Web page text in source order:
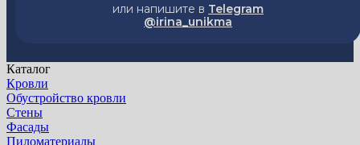
или напишите в Telegram
@irina_unikma
Каталог
Кровли
Обустройство кровли
Стены
Фасады
Пиломатериалы